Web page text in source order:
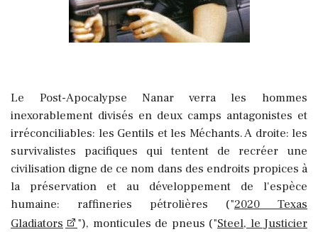
Le Post-Apocalypse Nanar verra les hommes
inexorablement divisés en deux camps antagonistes et
irréconciliables: les Gentils et les Méchants. A droite: les
survivalistes pacifiques qui tentent de recréer une
civilisation digne de ce nom dans des endroits propices à
la préservation et au développement de l'espèce
humaine: raffineries pétrolières ("2020 Texas
Gladiators
"), monticules de pneus ("Steel, le Justicier